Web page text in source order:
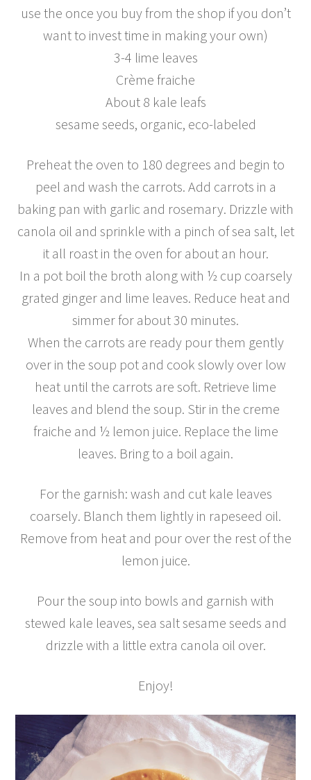
use the once you buy from the shop if you don’t
want to invest time in making your own)
3-4 lime leaves
Crème fraiche
About 8 kale leafs
sesame seeds, organic, eco-labeled
Preheat the oven to 180 degrees and begin to
peel and wash the carrots. Add carrots in a
baking pan with garlic and rosemary. Drizzle with
canola oil and sprinkle with a pinch of sea salt, let
it all roast in the oven for about an hour.
In a pot boil the broth along with ½ cup coarsely
grated ginger and lime leaves. Reduce heat and
simmer for about 30 minutes.
When the carrots are ready pour them gently
over in the soup pot and cook slowly over low
heat until the carrots are soft. Retrieve lime
leaves and blend the soup. Stir in the creme
fraiche and ½ lemon juice. Replace the lime
leaves. Bring to a boil again.
For the garnish: wash and cut kale leaves
coarsely. Blanch them lightly in rapeseed oil.
Remove from heat and pour over the rest of the
lemon juice.
Pour the soup into bowls and garnish with
stewed kale leaves, sea salt sesame seeds and
drizzle with a little extra canola oil over.
Enjoy!